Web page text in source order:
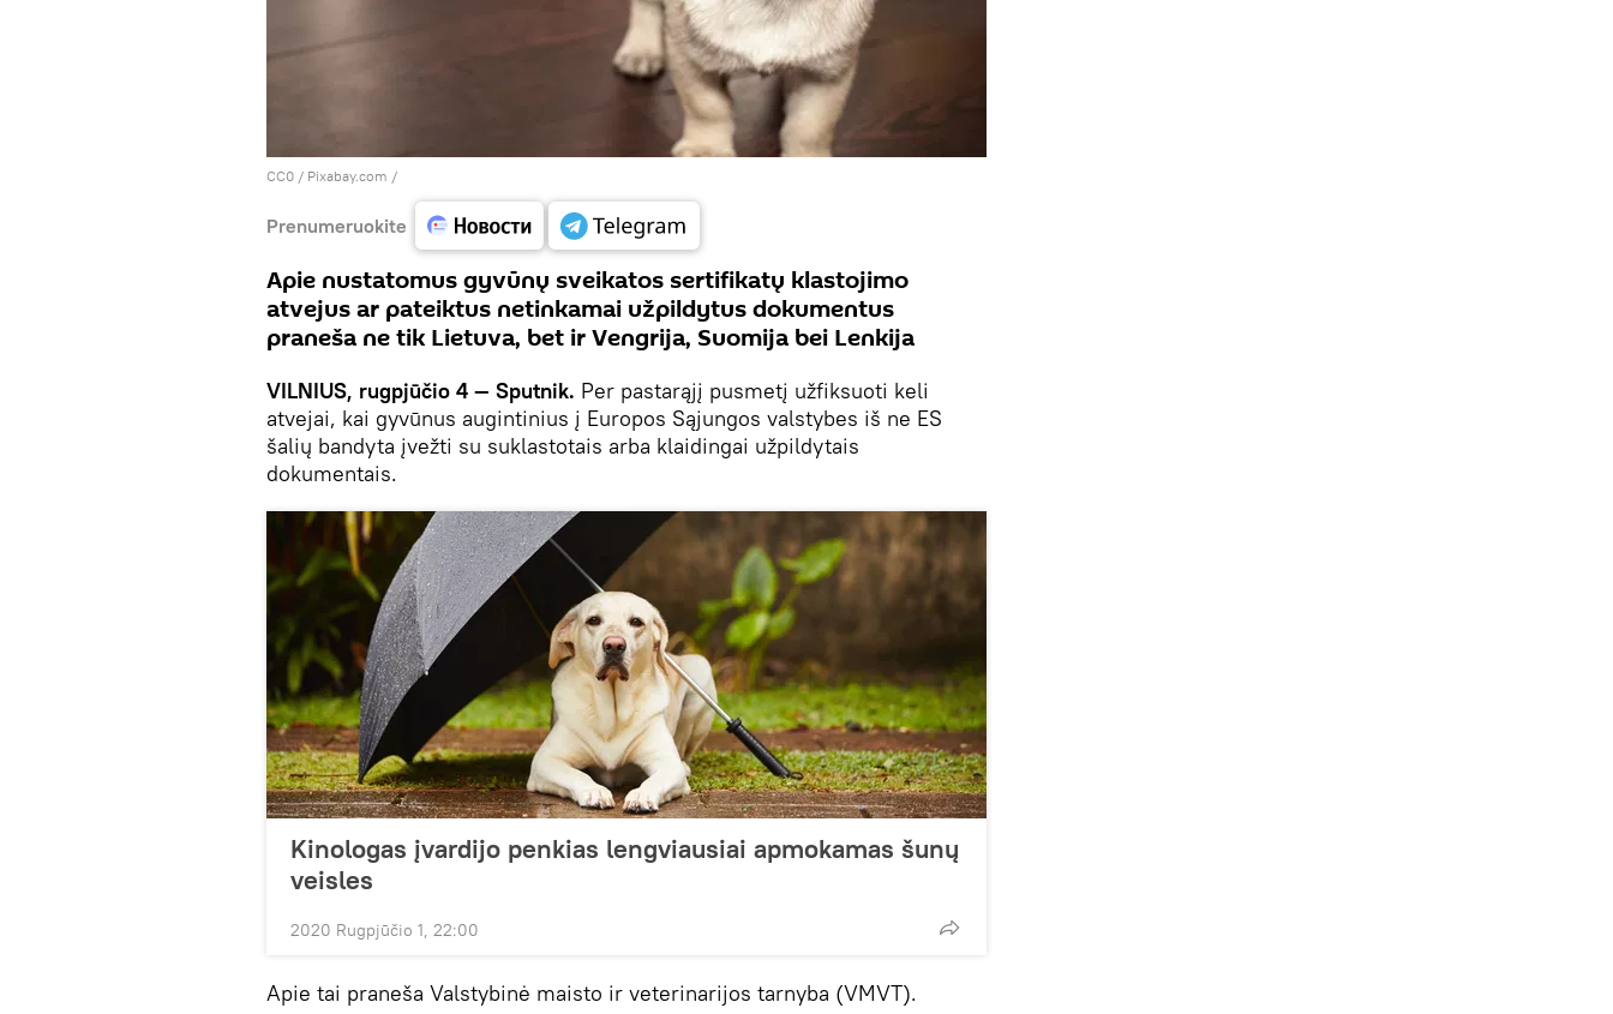
CC0 / Рixabay.com /
Prenumeruokite
Apie nustatomus gyvūnų sveikatos sertifikatų klastojimo
atvejus ar pateiktus netinkamai užpildytus dokumentus
praneša ne tik Lietuva, bet ir Vengrija, Suomija bei Lenkija
VILNIUS, rugpjūčio 4 — Sputnik. Per pastarąjį pusmetį užfiksuoti keli
atvejai, kai gyvūnus augintinius į Europos Sąjungos valstybes iš ne ES
šalių bandyta įvežti su suklastotais arba klaidingai užpildytais
dokumentais.
Kinologas įvardijo penkias lengviausiai apmokamas šunų
veisles
2020 Rugpjūčio 1, 22:00
Apie tai praneša Valstybinė maisto ir veterinarijos tarnyba (VMVT).